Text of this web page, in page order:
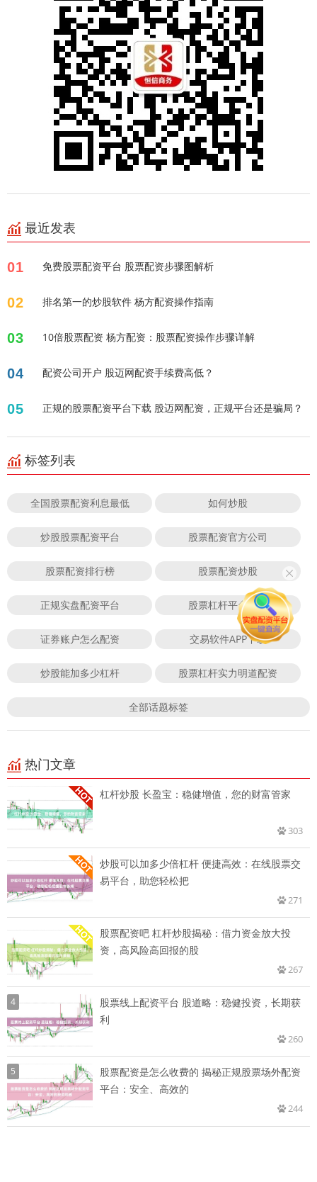
最近发表
01 免费股票配资平台 股票配资步骤图解析
02 排名第一的炒股软件 杨方配资操作指南
03 10倍股票配资 杨方配资：股票配资操作步骤详解
04 配资公司开户 股迈网配资手续费高低？
05 正规的股票配资平台下载 股迈网配资，正规平台还是骗局？
标签列表
全国股票配资利息最低 如何炒股
炒股股票配资平台 股票配资官方公司
股票配资排行榜 股票配资炒股
正规实盘配资平台 股票杠杆平台排行
证券账户怎么配资 交易软件APP下载
炒股能加多少杠杆 股票杠杆实力明道配资
全部话题标签
热门文章
杠杆炒股 长盈宝：稳健增值，您的财富管家
303
炒股可以加多少倍杠杆 便捷高效：在线股票交
易平台，助您轻松把
271
股票配资吧 杠杆炒股揭秘：借力资金放大投
资，高风险高回报的股
267
4
股票线上配资平台 股道略：稳健投资，长期获
利
260
5
股票配资是怎么收费的 揭秘正规股票场外配资
平台：安全、高效的
244